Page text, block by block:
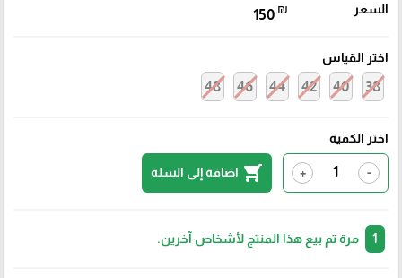
السعر 150 ₪
اختر القياس
38
40
42
44
46
48
اختر الكمية
-
+
shopping_cart اضافة إلى السلة
مرة تم بيع هذا المنتج لأشخاص آخرين.